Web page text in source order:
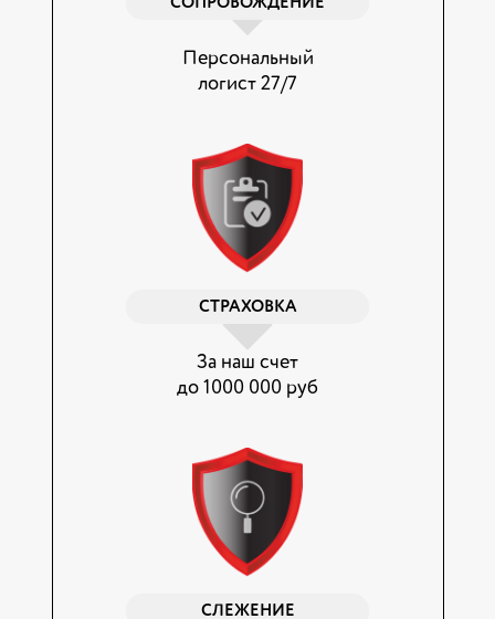
Персональный
логист 27/7
СТРАХОВКА
За наш счет
до 1000 000 руб
СЛЕЖЕНИЕ